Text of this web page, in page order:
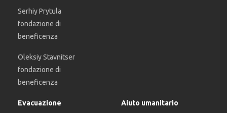
Serhiy Prytula
fondazione di
beneficenza
Oleksiy Stavnitser
fondazione di
beneficenza
Evacuazione Aiuto umanitario